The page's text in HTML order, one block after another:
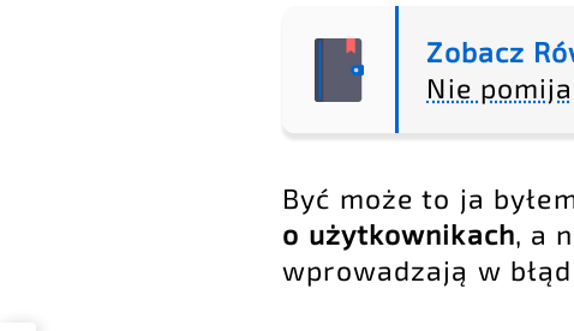
Zobacz
Nie
Być może to ja
o użytkownikach, a
wprowadzają w